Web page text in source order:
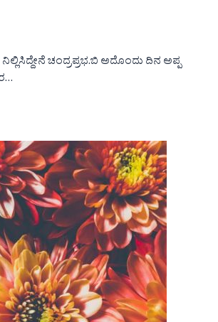
ನಿಲ್ಲಿಸಿದ್ದೇನೆ ಚಂದ್ರಪ್ರಭ.ಬಿ ಅದೊಂದು ದಿನ ಅಪ್ಪ